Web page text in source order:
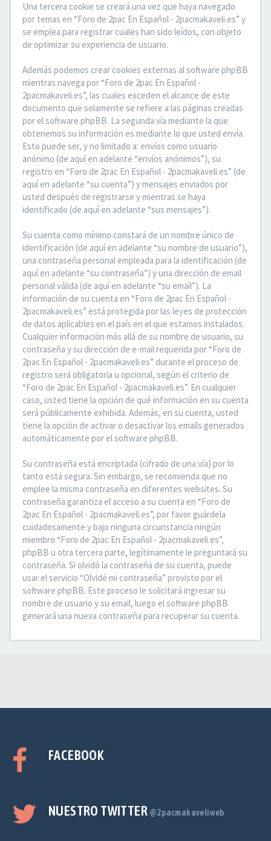
Una tercera cookie se creará una vez que haya navegado
por temas en “Foro de 2pac En Español - 2pacmakaveli.es” y
se emplea para registrar cuales han sido leídos, con objeto
de optimizar su experiencia de usuario.
Además podemos crear cookies externas al software phpBB
mientras navega por “Foro de 2pac En Español -
2pacmakaveli.es”, las cuales exceden el alcance de este
documento que solamente se refiere a las páginas creadas
por el software phpBB. La segunda vía mediante la que
obtenemos su información es mediante lo que usted envía.
Esto puede ser, y no limitado a: envíos como usuario
anónimo (de aquí en adelante “envíos anónimos”), su
registro en “Foro de 2pac En Español - 2pacmakaveli.es” (de
aquí en adelante “su cuenta”) y mensajes enviados por
usted después de registrarse y mientras se haya
identificado (de aquí en adelante “sus mensajes”).
Su cuenta como mínimo constará de un nombre único de
identificación (de aquí en adelante “su nombre de usuario”),
una contraseña personal empleada para la identificación (de
aquí en adelante “su contraseña”) y una dirección de email
personal válida (de aquí en adelante “su email”). La
información de su cuenta en “Foro de 2pac En Español -
2pacmakaveli.es” está protegida por las leyes de protección
de datos aplicables en el país en el que estamos instalados.
Cualquier información más allá de su nombre de usuario, su
contraseña y su dirección de e-mail requerida por “Foro de
2pac En Español - 2pacmakaveli.es” durante el proceso de
registro será obligatoria u opcional, según el criterio de
“Foro de 2pac En Español - 2pacmakaveli.es”. En cualquier
caso, usted tiene la opción de qué información en su cuenta
será públicamente exhibida. Además, en su cuenta, usted
tiene la opción de activar o desactivar los emails generados
automáticamente por el software phpBB.
Su contraseña está encriptada (cifrado de una vía) por lo
tanto está segura. Sin embargo, se recomienda que no
emplee la misma contraseña en diferentes websites. Su
contraseña garantiza el acceso a su cuenta en “Foro de
2pac En Español - 2pacmakaveli.es”, por favor guárdela
cuidadosamente y bajo ninguna circunstancia ningún
miembro “Foro de 2pac En Español - 2pacmakaveli.es”,
phpBB u otra tercera parte, legítimamente le preguntará su
contraseña. Si olvidó la contraseña de su cuenta, puede
usar el servicio “Olvidé mi contraseña” provisto por el
software phpBB. Este proceso le solicitará ingresar su
nombre de usuario y su email, luego el software phpBB
generará una nueva contraseña para recuperar su cuenta.
FACEBOOK
NUESTRO TWITTER @2pacmakaveliweb